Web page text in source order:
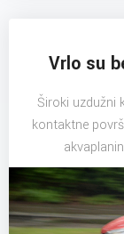
Vrlo su
Široki uzdužni
kontaktne